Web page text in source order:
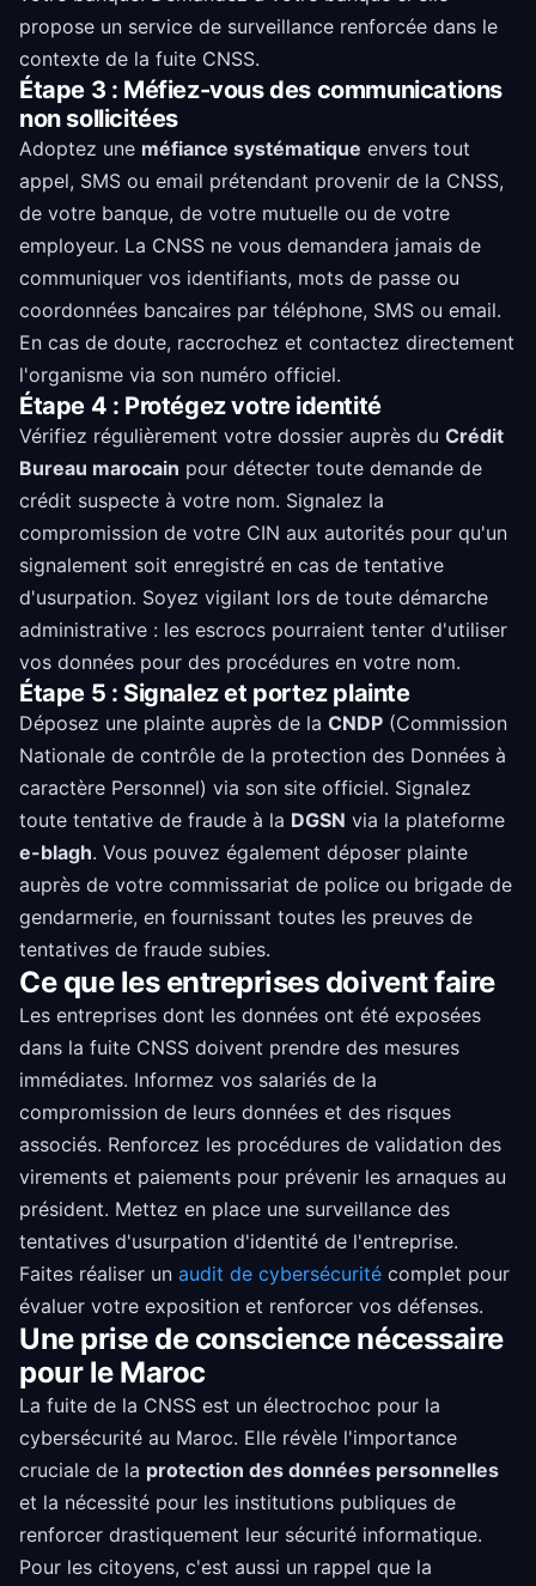
propose un service de surveillance renforcée dans le
contexte de la fuite CNSS.
Étape 3 : Méfiez-vous des communications
non sollicitées
Adoptez une méfiance systématique envers tout
appel, SMS ou email prétendant provenir de la CNSS,
de votre banque, de votre mutuelle ou de votre
employeur. La CNSS ne vous demandera jamais de
communiquer vos identifiants, mots de passe ou
coordonnées bancaires par téléphone, SMS ou email.
En cas de doute, raccrochez et contactez directement
l'organisme via son numéro officiel.
Étape 4 : Protégez votre identité
Vérifiez régulièrement votre dossier auprès du Crédit
Bureau marocain pour détecter toute demande de
crédit suspecte à votre nom. Signalez la
compromission de votre CIN aux autorités pour qu'un
signalement soit enregistré en cas de tentative
d'usurpation. Soyez vigilant lors de toute démarche
administrative : les escrocs pourraient tenter d'utiliser
vos données pour des procédures en votre nom.
Étape 5 : Signalez et portez plainte
Déposez une plainte auprès de la CNDP (Commission
Nationale de contrôle de la protection des Données à
caractère Personnel) via son site officiel. Signalez
toute tentative de fraude à la DGSN via la plateforme
e-blagh. Vous pouvez également déposer plainte
auprès de votre commissariat de police ou brigade de
gendarmerie, en fournissant toutes les preuves de
tentatives de fraude subies.
Ce que les entreprises doivent faire
Les entreprises dont les données ont été exposées
dans la fuite CNSS doivent prendre des mesures
immédiates. Informez vos salariés de la
compromission de leurs données et des risques
associés. Renforcez les procédures de validation des
virements et paiements pour prévenir les arnaques au
président. Mettez en place une surveillance des
tentatives d'usurpation d'identité de l'entreprise.
Faites réaliser un audit de cybersécurité complet pour
évaluer votre exposition et renforcer vos défenses.
Une prise de conscience nécessaire
pour le Maroc
La fuite de la CNSS est un électrochoc pour la
cybersécurité au Maroc. Elle révèle l'importance
cruciale de la protection des données personnelles
et la nécessité pour les institutions publiques de
renforcer drastiquement leur sécurité informatique.
Pour les citoyens, c'est aussi un rappel que la